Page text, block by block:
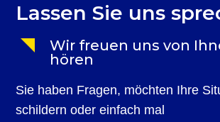
Lassen Sie uns
Wir freuen uns von
hören
Sie haben Fragen, möchten Ihre
schildern oder einfach mal